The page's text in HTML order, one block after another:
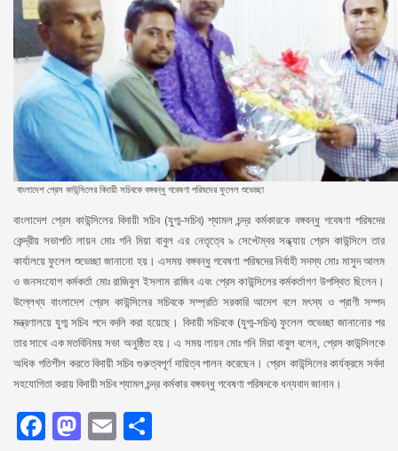
বাংলাদেশ প্রেস কাউন্সিলের বিদায়ী সচিবকে বঙ্গবন্ধু গবেষণা পরিষদের ফুলেল শুভেচ্ছা
বাংলাদেশ প্রেস কাউন্সিলের বিদায়ী সচিব (যুগ্ম-সচিব) শ্যামল চন্দ্র কর্মকারকে বঙ্গবন্ধু গবেষণা পরিষদের
কেন্দ্রীয় সভাপতি লায়ন মোঃ গনি মিয়া বাবুল এর নেতৃত্বে ৯ সেপ্টেম্বর সন্ধ্যায় প্রেস কাউন্সিলে তার
কার্যালয়ে ফুলেল শুভেচ্ছা জানানো হয়। এসময় বঙ্গবন্ধু গবেষণা পরিষদের নির্বাহী সদস্য মোঃ মাসুদ আলম
ও জনসংযোগ কর্মকর্তা মোঃ রাজিবুল ইসলাম রাজিব এবং প্রেস কাউন্সিলের কর্মকর্তাগণ উপস্থিত ছিলেন।
উল্লেখ্য বাংলাদেশ প্রেস কাউন্সিলের সচিবকে সম্প্রতি সরকারি আদেশ বলে মৎস্য ও প্রাণী সম্পদ
মন্ত্রণালয়ে যুগ্ম সচিব পদে বদলি করা হয়েছে। বিদায়ী সচিবকে (যুগ্ম-সচিব) ফুলেল শুভেচ্ছা জানানোর পর
তার সাথে এক মতবিনিময় সভা অনুষ্ঠিত হয়। এ সময় লায়ন মোঃ গনি মিয়া বাবুল বলেন, প্রেস কাউন্সিলকে
অধিক গতিশীল করতে বিদায়ী সচিব গুরুত্বপূর্ণ দায়িত্ব পালন করেছেন। প্রেস কাউন্সিলের কার্যক্রমে সর্বদা
সহযোগিতা করায় বিদায়ী সচিব শ্যামল চন্দ্র কর্মকার বঙ্গবন্ধু গবেষণা পরিষদকে ধন্যবাদ জানান।
Facebook
Mastodon
Email